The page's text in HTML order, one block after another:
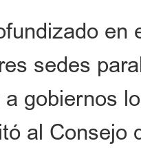
en
sedes
a gobiernos
al